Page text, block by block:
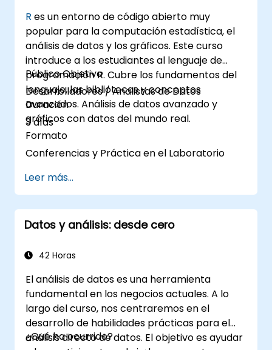
R es un entorno de código abierto muy
popular para la computación estadística, el
análisis de datos y los gráficos. Este curso
introduce a los estudiantes al lenguaje de
programación R. Cubre los fundamentos del
lenguaje, las bibliotecas y conceptos
avanzados. Análisis de datos avanzado y
gráficos con datos del mundo real.
Público Objetivo
Desarrolladores / Analistas de Datos
Duración
3 días
Formato
Conferencias y Práctica en el Laboratorio
Leer más...
Datos y análisis: desde cero
42 Horas
El análisis de datos es una herramienta
fundamental en los negocios actuales. A lo
largo del curso, nos centraremos en el
desarrollo de habilidades prácticas para el
análisis directo de datos. El objetivo es ayudar
¿Qué ha ocurrido?